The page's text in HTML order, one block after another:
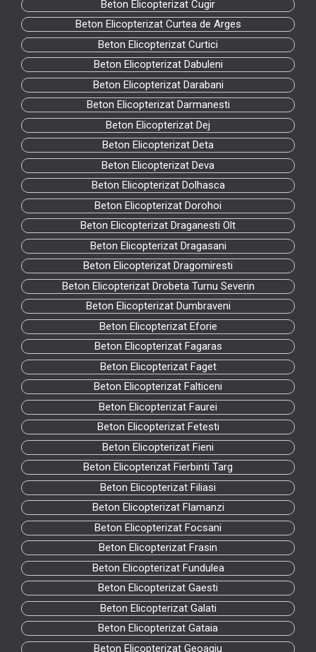
Beton Elicopterizat Cugir
Beton Elicopterizat Curtea de Arges
Beton Elicopterizat Curtici
Beton Elicopterizat Dabuleni
Beton Elicopterizat Darabani
Beton Elicopterizat Darmanesti
Beton Elicopterizat Dej
Beton Elicopterizat Deta
Beton Elicopterizat Deva
Beton Elicopterizat Dolhasca
Beton Elicopterizat Dorohoi
Beton Elicopterizat Draganesti Olt
Beton Elicopterizat Dragasani
Beton Elicopterizat Dragomiresti
Beton Elicopterizat Drobeta Turnu Severin
Beton Elicopterizat Dumbraveni
Beton Elicopterizat Eforie
Beton Elicopterizat Fagaras
Beton Elicopterizat Faget
Beton Elicopterizat Falticeni
Beton Elicopterizat Faurei
Beton Elicopterizat Fetesti
Beton Elicopterizat Fieni
Beton Elicopterizat Fierbinti Targ
Beton Elicopterizat Filiasi
Beton Elicopterizat Flamanzi
Beton Elicopterizat Focsani
Beton Elicopterizat Frasin
Beton Elicopterizat Fundulea
Beton Elicopterizat Gaesti
Beton Elicopterizat Galati
Beton Elicopterizat Gataia
Beton Elicopterizat Geoagiu